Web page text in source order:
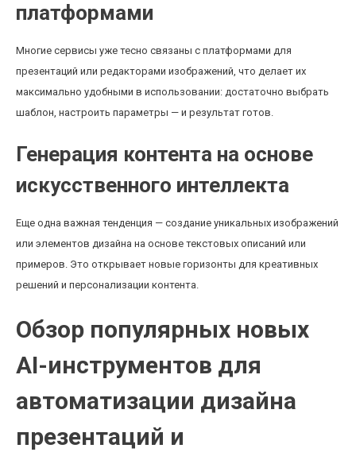
платформами
Многие сервисы уже тесно связаны с платформами для
презентаций или редакторами изображений, что делает их
максимально удобными в использовании: достаточно выбрать
шаблон, настроить параметры — и результат готов.
Генерация контента на основе
искусственного интеллекта
Еще одна важная тенденция — создание уникальных изображений
или элементов дизайна на основе текстовых описаний или
примеров. Это открывает новые горизонты для креативных
решений и персонализации контента.
Обзор популярных новых
AI-инструментов для
автоматизации дизайна
презентаций и